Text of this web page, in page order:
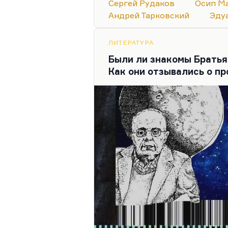
приспособленного.
что недостаточно знаю, да
определение Ахматовой:
гениальным поэтом
Сергей Рудаков
Осип
Андрей Тарковский
ЛИТЕРАТУРА
Были ли знакомы
Как они отзывались о